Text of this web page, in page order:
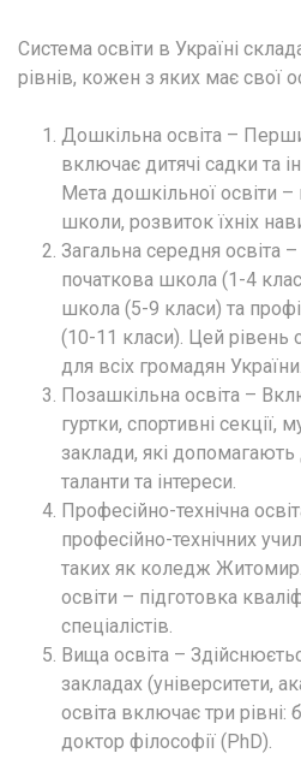
Система освіти в Україні
рівнів, кожен з яких має свої
Дошкільна освіта –
включає дитячі садки та
Мета дошкільної освіти –
школи, розвиток їхніх
Загальна середня освіта
початкова школа (1-4
школа (5-9 класи) та
(10-11 класи). Цей рівень
для всіх громадян України.
Позашкільна освіта –
гуртки, спортивні секції,
заклади, які допомагають
таланти та інтереси.
Професійно-технічна
професійно-технічних
таких як коледж
освіти – підготовка
спеціалістів.
Вища освіта –
закладах (університети,
освіта включає три рівні:
доктор філософії (PhD).